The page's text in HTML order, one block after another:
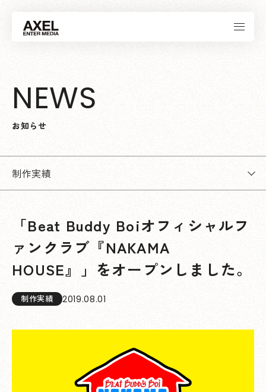
NEWS
お知 ら せ
制作実績
「Beat Buddy Boiオフィシャルフ
ァンクラブ『NAKAMA
HOUSE』」をオープンしました。
制作実績 2019.08.01